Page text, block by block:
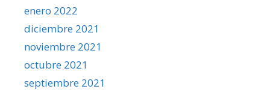
enero 2022
diciembre 2021
noviembre 2021
octubre 2021
septiembre 2021